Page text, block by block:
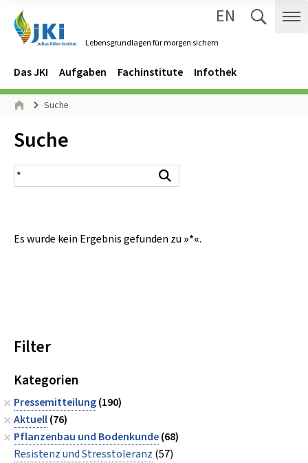
Lebensgrundlagen für morgen sichern
EN
Navigation
Hauptmenü
Das JKI Aufgaben Fachinstitute Infothek
Seitenpfad
Suche
Inhalt:
Suche
Suchergebnis
Es wurde kein Ergebnis gefunden zu »*«.
Filter
Kategorien
Pressemitteilung(190)
Aktuell(76)
Pflanzenbau und Bodenkunde(68)
Resistenz und Stresstoleranz (57)